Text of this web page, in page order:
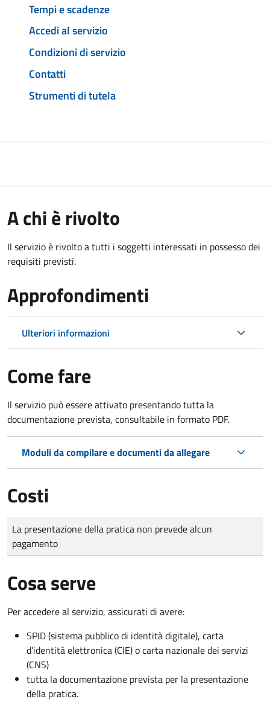
Tempi e scadenze
Accedi al servizio
Condizioni di servizio
Contatti
Strumenti di tutela
A chi è rivolto
Il servizio è rivolto a tutti i soggetti interessati in possesso dei
requisiti previsti.
Approfondimenti
Ulteriori informazioni
Come fare
Il servizio può essere attivato presentando tutta la
documentazione prevista, consultabile in formato PDF.
Moduli da compilare e documenti da allegare
Costi
Tipo di pagamento
Importo
La presentazione della pratica non prevede alcun
pagamento
Cosa serve
Per accedere al servizio, assicurati di avere:
SPID (sistema pubblico di identità digitale), carta
d’identità elettronica (CIE) o carta nazionale dei servizi
(CNS)
tutta la documentazione prevista per la presentazione
della pratica.